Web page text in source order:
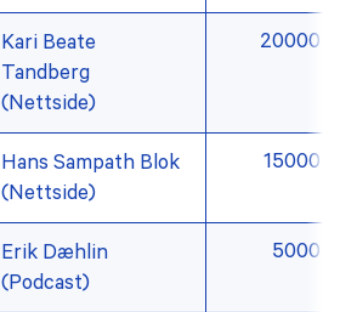
Kari Beate
Tandberg
(Nettside)
20000
Hans Sampath Blok
(Nettside)
15000
Erik Dæhlin
(Podcast)
5000